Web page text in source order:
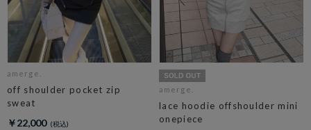
amerge.
off shoulder pocket zip
sweat
￥22,000
amerge.
lace hoodie offshoulder mini
onepiece